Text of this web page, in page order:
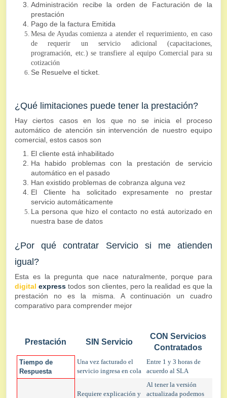
Administración recibe la orden de Facturación de la
prestación
Pago de la factura Emitida
Mesa de Ayudas comienza a atender el requerimiento, en caso
de requerir un servicio adicional (capacitaciones,
programación, etc.) se transfiere al equipo Comercial para su
cotización
Se Resuelve el ticket.
¿Qué limitaciones puede tener la prestación?
Hay ciertos casos en los que no se inicia el proceso
automático de atención sin intervención de nuestro equipo
comercial, estos casos son
El cliente está inhabilitado
Ha habido problemas con la prestación de servicio
automático en el pasado
Han existido problemas de cobranza alguna vez
El Cliente ha solicitado expresamente no prestar
servicio automáticamente
La persona que hizo el contacto no está autorizado en
nuestra base de datos
¿Por qué contratar Servicio si me atienden
igual?
Esta es la pregunta que nace naturalmente, porque para
digitalexpress todos son clientes, pero la realidad es que la
prestación no es la misma. A continuación un cuadro
comparativo para comprender mejor
Prestación SIN Servicio
CON Servicios
Contratados
Tiempo de
Respuesta
Una vez facturado el
servicio ingresa en cola
Entre 1 y 3 horas de
acuerdo al SLA
Requiere explicación y
Al tener la versión
actualizada podemos